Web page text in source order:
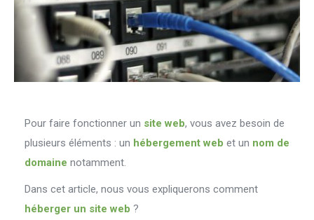
Pour faire fonctionner un site web, vous avez besoin de
plusieurs éléments : un hébergement web et un nom de
domaine notamment.
Dans cet article, nous vous expliquerons comment
héberger un site web ?